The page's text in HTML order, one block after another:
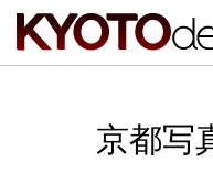
京都写